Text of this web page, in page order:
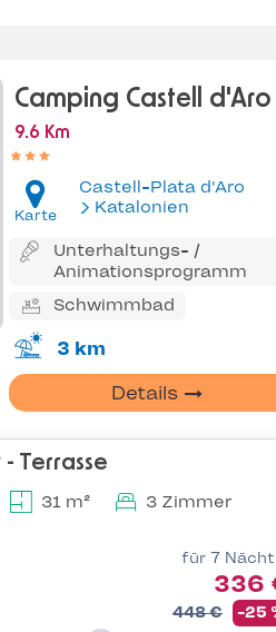
Camping Castell d'Aro
9.6 Km
Karte
Castell-Plata d'Aro
Katalonien
Unterhaltungs- /
Animationsprogramm
Schwimmbad
3 km
Details
Terrasse
31 m² 3 Zimmer
für 7
336
448 € -25